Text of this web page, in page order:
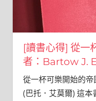
[讀書心得] 從一
者：Bartow J.
從一杯可樂開始的
(巴托．艾莫爾) 這